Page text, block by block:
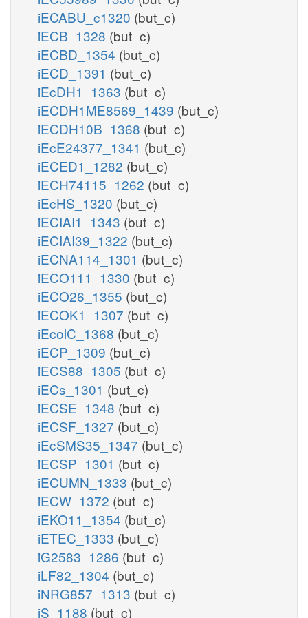
iECABU_c1320 (but_c)
iECB_1328 (but_c)
iECBD_1354 (but_c)
iECD_1391 (but_c)
iEcDH1_1363 (but_c)
iECDH1ME8569_1439 (but_c)
iECDH10B_1368 (but_c)
iEcE24377_1341 (but_c)
iECED1_1282 (but_c)
iECH74115_1262 (but_c)
iEcHS_1320 (but_c)
iECIAI1_1343 (but_c)
iECIAI39_1322 (but_c)
iECNA114_1301 (but_c)
iECO111_1330 (but_c)
iECO26_1355 (but_c)
iECOK1_1307 (but_c)
iEcolC_1368 (but_c)
iECP_1309 (but_c)
iECS88_1305 (but_c)
iECs_1301 (but_c)
iECSE_1348 (but_c)
iECSF_1327 (but_c)
iEcSMS35_1347 (but_c)
iECSP_1301 (but_c)
iECUMN_1333 (but_c)
iECW_1372 (but_c)
iEKO11_1354 (but_c)
iETEC_1333 (but_c)
iG2583_1286 (but_c)
iLF82_1304 (but_c)
iNRG857_1313 (but_c)
iS_1188 (but_c)